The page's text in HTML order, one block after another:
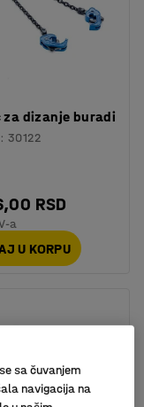
za dizanje buradi
:30122
RSD
a
U KORPU
sa čuvanjem
navigacija na